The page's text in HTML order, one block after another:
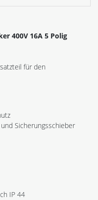
400V 16A 5 Polig
für den
Sicherungsschieber
IP 44